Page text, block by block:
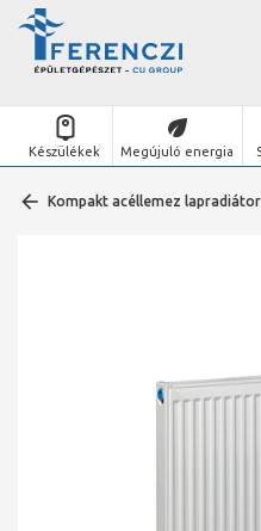
Készülékek Megújuló energia
Kompakt acéllemez